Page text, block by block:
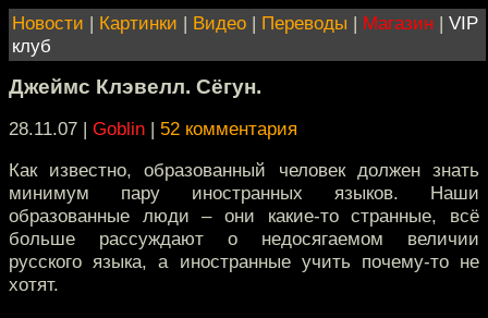
Новости | Картинки | Видео | Переводы | Магазин | VIP
клуб
Джеймс Клэвелл. Сёгун.
28.11.07 | Goblin | 52 комментария
Как известно, образованный человек должен знать
минимум пару иностранных языков. Наши
образованные люди – они какие-то странные, всё
больше рассуждают о недосягаемом величии
русского языка, а иностранные учить почему-то не
хотят.